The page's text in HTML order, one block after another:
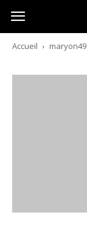
Australia-
australie.com
Accueil maryon49